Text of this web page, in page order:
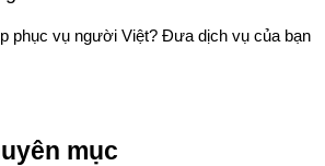
phục vụ người Việt? Đưa dịch vụ của bạn
mục